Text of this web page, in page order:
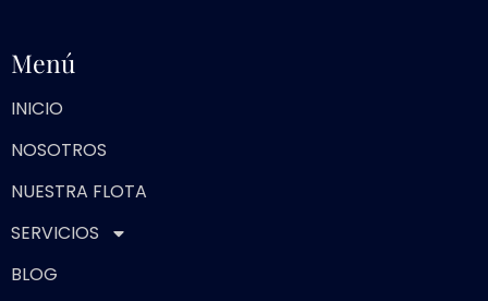
Menú
INICIO
NOSOTROS
NUESTRA FLOTA
SERVICIOS
BLOG